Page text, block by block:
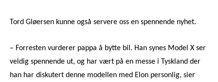
Tord Gløersen kunne også servere oss en spennende nyhet.
– Forresten vurderer pappa å bytte bil. Han synes Model X ser
veldig spennende ut, og har vært på en messe i Tyskland der
han har diskutert denne modellen med Elon personlig, sier